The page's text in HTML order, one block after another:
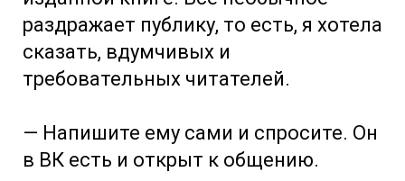
раздражает публику, то есть, я хотела
сказать, вдумчивых и
требовательных читателей.
— Напишите ему сами и спросите. Он
в ВК есть и открыт к общению.